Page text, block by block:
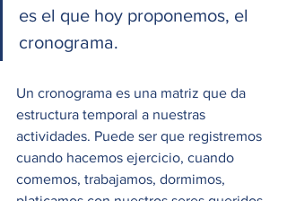
es el que hoy proponemos, el
cronograma.
Un cronograma es una matriz que da
estructura temporal a nuestras
actividades. Puede ser que registremos
cuando hacemos ejercicio, cuando
comemos, trabajamos, dormimos,